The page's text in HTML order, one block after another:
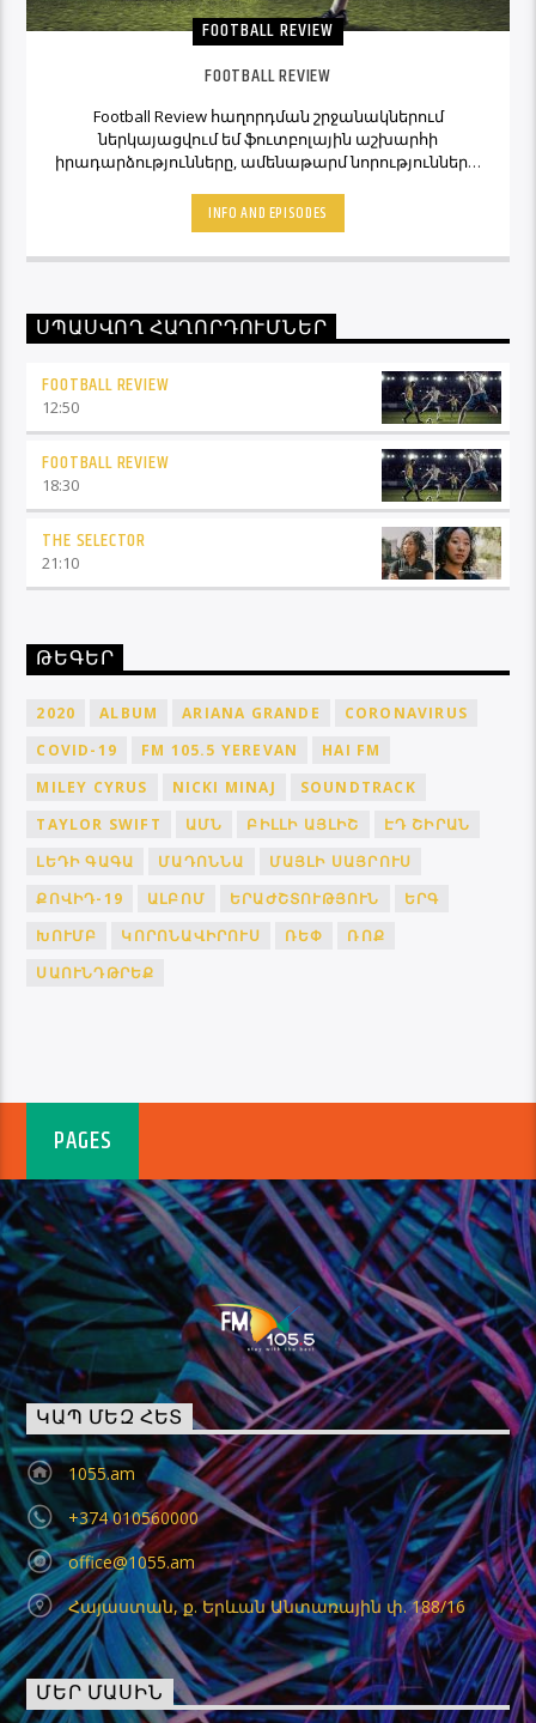
FOOTBALL REVIEW
FOOTBALL REVIEW
Football Review հաղորդման շրջանակներում
ներկայացվում եմ ֆուտբոլային աշխարհի
իրադարձությունները, ամենաթարմ նորությունները,
տեսակետները։ Հետևեք Լավագույնի եթերին եւ
Ֆուտբոլ Ռիվյու հաղորդաշարի միջոցով մշտապես
կլինեք ֆուտբոլային աշխարհի կիզակետում։
INFO AND EPISODES
ՍՊԱՍՎՈՂ ՀԱՂՈՐԴՈՒՄՆԵՐ
FOOTBALL REVIEW
12:50
FOOTBALL REVIEW
18:30
THE SELECTOR
21:10
ԹԵԳԵՐ
2020 ALBUM ARIANA GRANDE
CORONAVIRUS
COVID-19
FM 105.5 YEREVAN
HAI FM
MILEY CYRUS
NICKI MINAJ
SOUNDTRACK
TAYLOR SWIFT
ԱՄՆ ԲԻԼԼԻ ԱՅԼԻՇ
ԷԴ ՇԻՐԱՆ
ԼԵԴԻ ԳԱԳԱ
ՄԱԴՈՆՆԱ
ՄԱՅԼԻ ՍԱՅՐՈՒՍ
ՔՈՎԻԴ-19
ԱԼԲՈՄ ԵՐԱԺՇՏՈՒԹՅՈՒՆ
ԵՐԳ
ԽՈՒՄԲ
ԿՈՐՈՆԱՎԻՐՈՒՍ ՌԵՓ
ՌՈՔ
ՍԱՈՒՆԴԹՐԵՔ
PAGES
ԿԱՊ ՄԵԶ ՀԵՏ
1055.am
+374 010560000
office@1055.am
Հայաստան, ք. Երևան Անտառային փ. 188/16
ՄԵՐ ՄԱՍԻՆ